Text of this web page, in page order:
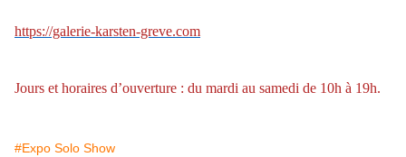
https://galerie-karsten-greve.com
Jours et horaires d’ouverture : du mardi au samedi de 10h à 19h.
#Expo Solo Show